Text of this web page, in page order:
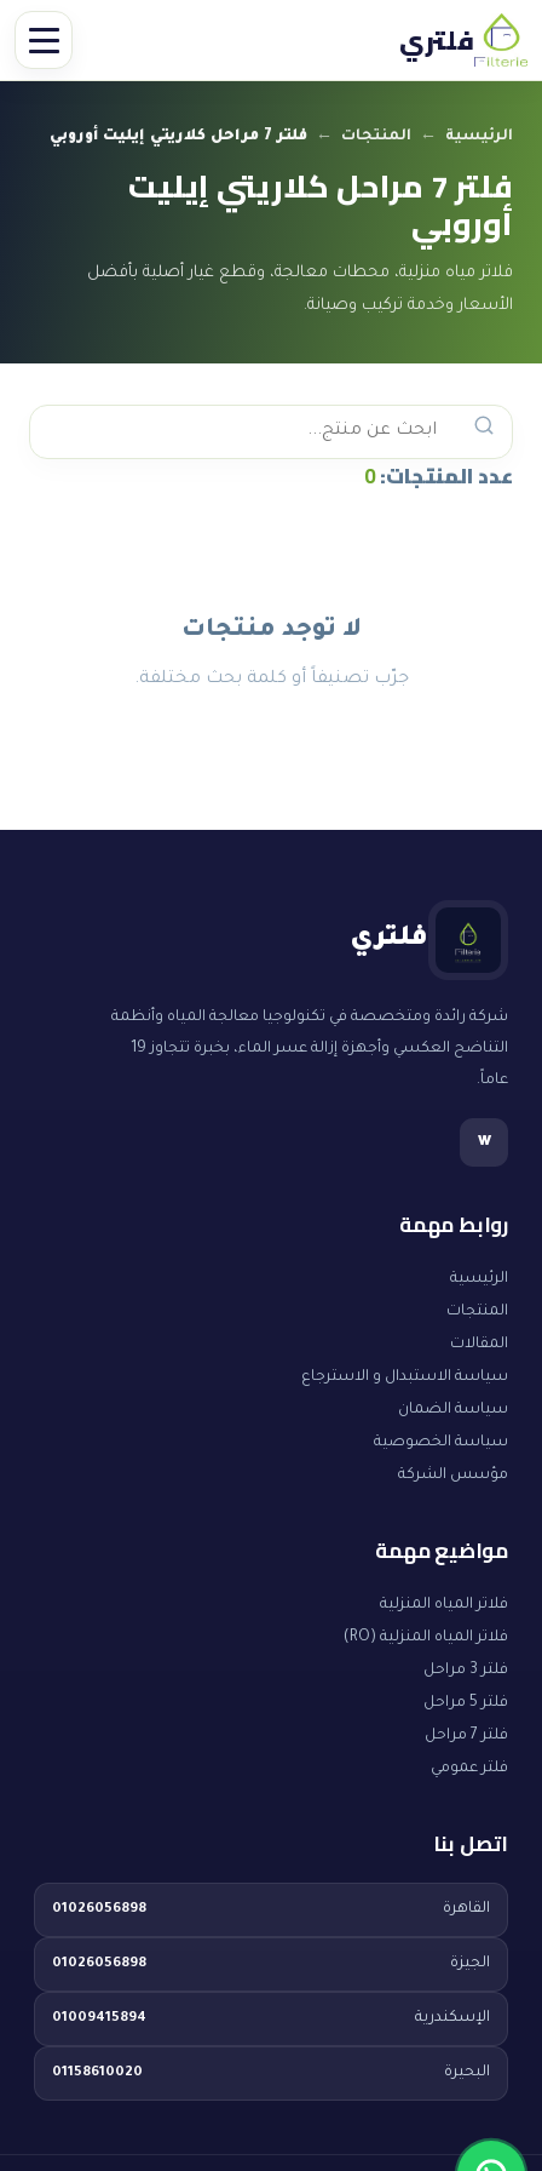
فلتري
الرئيسية ← المنتجات ← فلتر 7 مراحل كلاريتي إيليت أوروبي
فلتر 7 مراحل كلاريتي إيليت
أوروبي
فلاتر مياه منزلية، محطات معالجة، وقطع غيار أصلية بأفضل
الأسعار وخدمة تركيب وصيانة.
عدد المنتجات:0
لا توجد منتجات
جرّب تصنيفاً أو كلمة بحث مختلفة.
فلتري
شركة رائدة ومتخصصة في تكنولوجيا معالجة المياه وأنظمة
التناضح العكسي وأجهزة إزالة عسر الماء، بخبرة تتجاوز 19
عاماً.
w
روابط مهمة
الرئيسية
المنتجات
المقالات
سياسة الاستبدال و الاسترجاع
سياسة الضمان
سياسة الخصوصية
مؤسس الشركة
مواضيع مهمة
فلاتر المياه المنزلية
فلاتر المياه المنزلية (RO)
فلتر 3 مراحل
فلتر 5 مراحل
فلتر 7 مراحل
فلتر عمومي
اتصل بنا
القاهرة 01026056898
الجيزة 01026056898
الإسكندرية 01009415894
البحيرة 01158610020